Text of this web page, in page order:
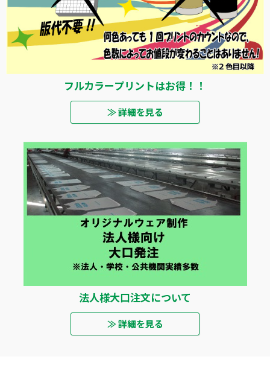
フルカラープリントはお得！！
≫ 詳細を見る
法人様大口注文について
≫ 詳細を見る